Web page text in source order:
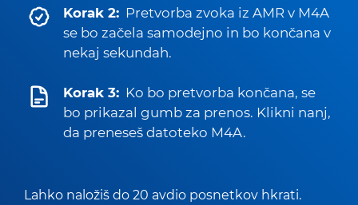
Korak 2: Pretvorba zvoka iz AMR v M4A
se bo začela samodejno in bo končana v
nekaj sekundah.
Korak 3: Ko bo pretvorba končana, se
bo prikazal gumb za prenos. Klikni nanj,
da preneseš datoteko M4A.
Lahko naložiš do 20 avdio posnetkov hkrati.